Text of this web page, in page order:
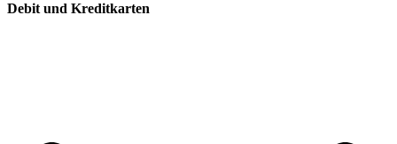
Debit und Kreditkarten